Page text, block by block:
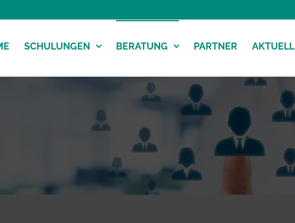
SCHULUNGEN BERATUNG PARTNER AKTUELL